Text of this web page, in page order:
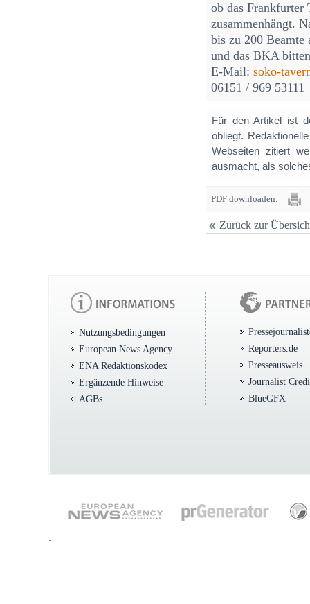
ob das Frankfurter
zusammenhängt.
bis zu 200 Beamte
und das BKA
E-Mail: soko-
06151 / 969 53111
Für den Artikel ist
obliegt.
Webseiten zitiert
ausmacht, als
PDF downloaden:
Zurück zur
Nutzungsbedingungen
European News Agency
ENA Redaktionskodex
Ergänzende Hinweise
AGBs
Reporters.de
Presseausweis
Journalist
BlueGFX
.